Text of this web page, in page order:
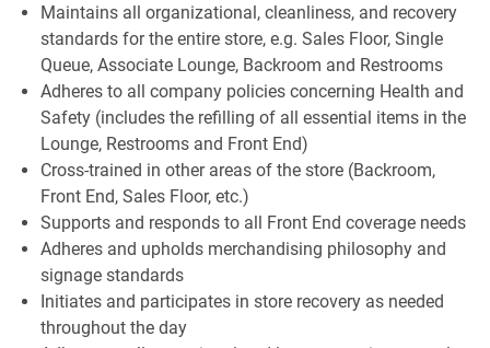
Maintains all organizational, cleanliness, and recovery
standards for the entire store, e.g. Sales Floor, Single
Queue, Associate Lounge, Backroom and Restrooms
Adheres to all company policies concerning Health and
Safety (includes the refilling of all essential items in the
Lounge, Restrooms and Front End)
Cross-trained in other areas of the store (Backroom,
Front End, Sales Floor, etc.)
Supports and responds to all Front End coverage needs
Adheres and upholds merchandising philosophy and
signage standards
Initiates and participates in store recovery as needed
throughout the day